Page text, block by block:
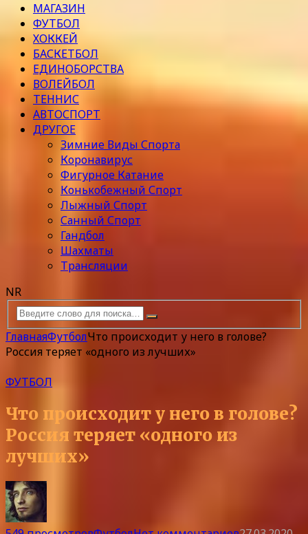
МАГАЗИН
ФУТБОЛ
ХОККЕЙ
БАСКЕТБОЛ
ЕДИНОБОРСТВА
ВОЛЕЙБОЛ
ТЕННИС
АВТОСПОРТ
ДРУГОЕ
Зимние Виды Спорта
Коронавирус
Фигурное Катание
Конькобежный Спорт
Лыжный Спорт
Санный Спорт
Гандбол
Шахматы
Трансляции
NR
ГлавнаяФутболЧто происходит у него в голове?
Россия теряет «одного из лучших»
ФУТБОЛ
Что происходит у него в голове?
Россия теряет «одного из
лучших»